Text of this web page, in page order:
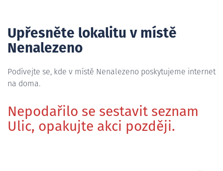
Upřesněte lokalitu v místě
Nenalezeno
Podívejte se, kde v místě Nenalezeno poskytujeme internet
na doma.
Nepodařilo se sestavit seznam
Ulic, opakujte akci později.